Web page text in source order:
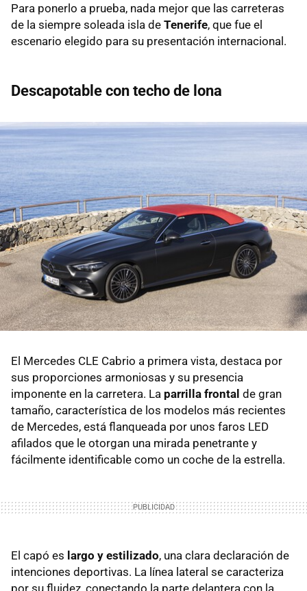
Para ponerlo a prueba, nada mejor que las carreteras
de la siempre soleada isla de Tenerife, que fue el
escenario elegido para su presentación internacional.
Descapotable con techo de lona
El Mercedes CLE Cabrio a primera vista, destaca por
sus proporciones armoniosas y su presencia
imponente en la carretera. La parrilla frontal de gran
tamaño, característica de los modelos más recientes
de Mercedes, está flanqueada por unos faros LED
afilados que le otorgan una mirada penetrante y
fácilmente identificable como un coche de la estrella.
El capó es largo y estilizado, una clara declaración de
intenciones deportivas. La línea lateral se caracteriza